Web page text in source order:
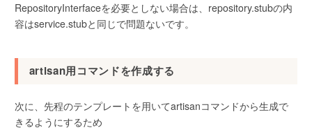
RepositoryInterfaceを必要としない場合は、repository.stubの内
容はservice.stubと同じで問題ないです。
artisan用コマンドを作成する
次に、先程のテンプレートを用いてartisanコマンドから生成で
きるようにするため